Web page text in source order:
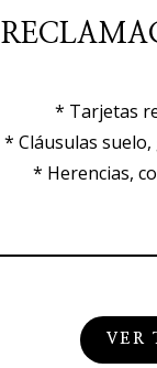
* Tarjetas
* Cláusulas
* Herencias,
VER